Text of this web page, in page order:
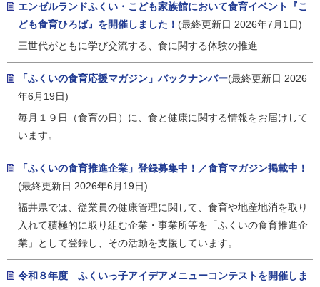
エンゼルランドふくい・こども家族館において食育イベント『こ
ども食育ひろば』を開催しました！ (最終更新日 2026年7月1日)
三世代がともに学び交流する、食に関する体験の推進
「ふくいの食育応援マガジン」バックナンバー(最終更新日 2026
年6月19日)
毎月１９日（食育の日）に、食と健康に関する情報をお届けして
います。
「ふくいの食育推進企業」登録募集中！／食育マガジン掲載中！
(最終更新日 2026年6月19日)
福井県では、従業員の健康管理に関して、食育や地産地消を取り
入れて積極的に取り組む企業・事業所等を「ふくいの食育推進企
業」として登録し、その活動を支援しています。
令和８年度 ふくいっ子アイデアメニューコンテストを開催しま